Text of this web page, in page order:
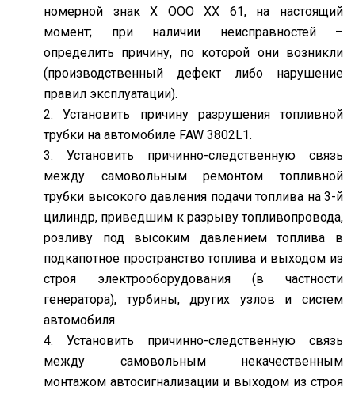
номерной знак Х ООО ХХ 61, на настоящий
момент; при наличии неисправностей –
определить причину, по которой они возникли
(производственный дефект либо нарушение
правил эксплуатации).
Установить причину разрушения топливной
трубки на автомобиле FAW 3802L1.
Установить причинно-следственную связь
между самовольным ремонтом топливной
трубки высокого давления подачи топлива на 3-й
цилиндр, приведшим к разрыву топливопровода,
розливу под высоким давлением топлива в
подкапотное пространство топлива и выходом из
строя электрооборудования (в частности
генератора), турбины, других узлов и систем
автомобиля.
Установить причинно-следственную связь
между самовольным некачественным
монтажом автосигнализации и выходом из строя